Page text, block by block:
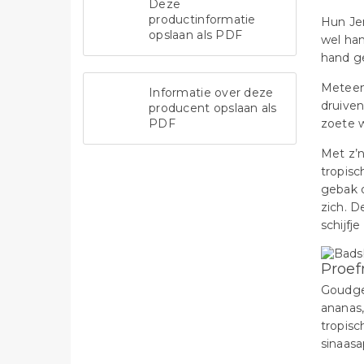
Deze
productinformatie
opslaan als PDF
Informatie over deze
producent opslaan als
PDF
Hun
wel
hand
zoete
Met
gebak
zich.